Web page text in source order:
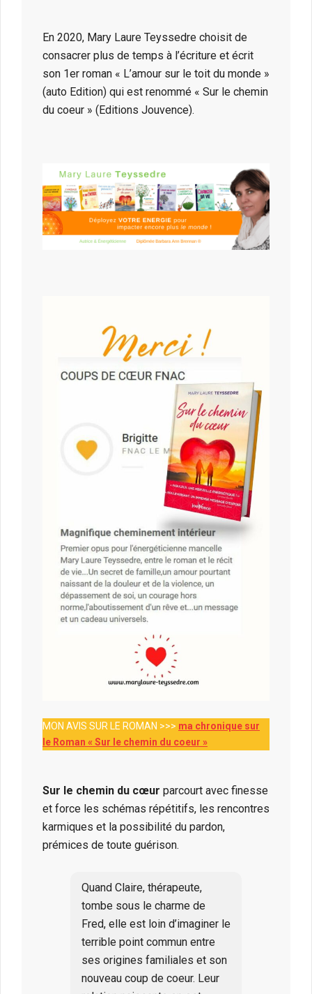
En 2020, Mary Laure Teyssedre choisit de
consacrer plus de temps à l’écriture et écrit
son 1er roman « L’amour sur le toit du monde »
(auto Edition) qui est renommé « Sur le chemin
du coeur » (Editions Jouvence).
MON AVIS SUR LE ROMAN >>> ma chronique sur
le Roman « Sur le chemin du coeur »
Sur le chemin du cœur parcourt avec finesse
et force les schémas répétitifs, les rencontres
karmiques et la possibilité du pardon,
prémices de toute guérison.
Quand Claire, thérapeute,
tombe sous le charme de
Fred, elle est loin d’imaginer le
terrible point commun entre
ses origines familiales et son
nouveau coup de coeur. Leur